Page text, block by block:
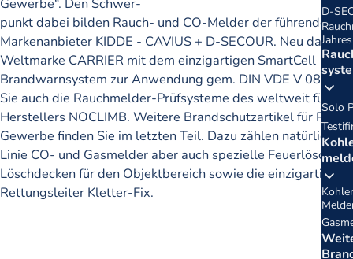
D-
Solo
Gewerbe“. Den Schwer-
punkt dabei bilden Rauch- und CO-Melder der führenden
Markenanbieter KIDDE - CAVIUS + D-SECOUR. Neu dabei
Weltmarke CARRIER mit dem einzigartigen SmartCell
Brandwarnsystem zur Anwendung gem. DIN VDE V 0826-
Sie auch die Rauchmelder-Prüfsysteme des weltweit
Herstellers NOCLIMB. Weitere Brandschutzartikel für Privat
Gewerbe finden Sie im letzten Teil. Dazu zählen natürlich in
Linie CO- und Gasmelder aber auch spezielle Feuerlöscher
Löschdecken für den Objektbereich sowie die einzigartig
Rettungsleiter Kletter-Fix.